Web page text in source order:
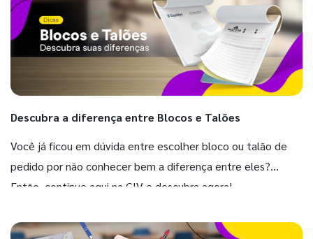
Descubra a diferença entre Blocos e Talões
Você já ficou em dúvida entre escolher bloco ou talão de
pedido por não conhecer bem a diferença entre eles?
Então, continue aqui na GIV e descubra agora!